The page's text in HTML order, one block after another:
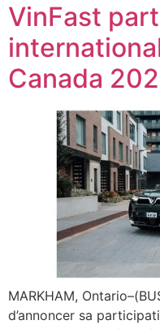
VinFast
Canada
MARKHAM,
d’annoncer sa